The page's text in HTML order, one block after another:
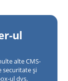
ul
alte CMS-
securitate și
ul dvs.